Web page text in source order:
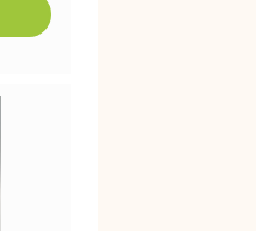
ADDTOCART